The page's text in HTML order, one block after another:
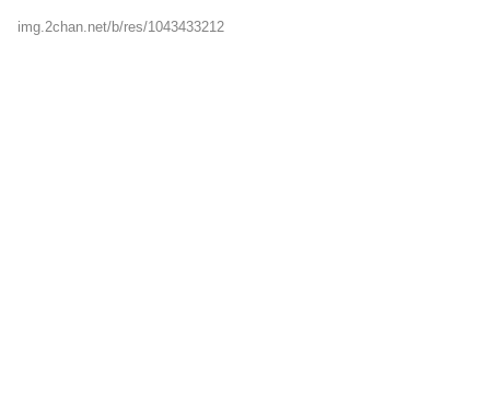
img.2chan.net/b/res/1043433212